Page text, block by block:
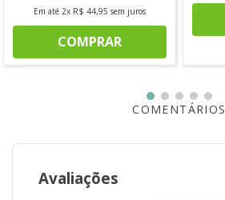
2,00 m x 3,00 m
- 1 unidade de Tapete.
*imagem meramente ilustrativa
Em até 2x R$ 44,95 sem juros
COMPRAR
COMENTÁRIOS
Avaliações